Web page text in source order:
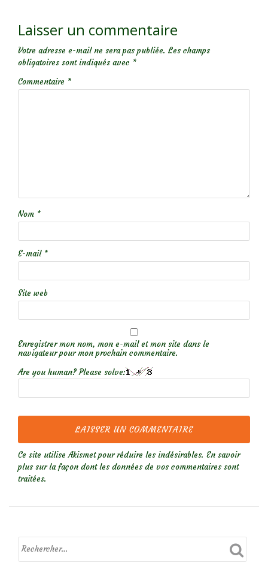
Laisser un commentaire
Votre adresse e-mail ne sera pas publiée. Les champs
obligatoires sont indiqués avec *
Commentaire *
Nom *
E-mail *
Site web
Enregistrer mon nom, mon e-mail et mon site dans le
navigateur pour mon prochain commentaire.
Are you human? Please solve:
Ce site utilise Akismet pour réduire les indésirables. En savoir
plus sur la façon dont les données de vos commentaires sont
traitées.